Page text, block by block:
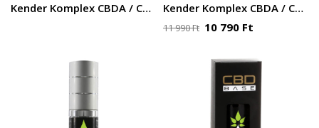
Kender Komplex CBDA / CBD olaj – 3% – 100 ml 3000 mg Kender Komplex CBDA / CBD olaj – 5% – 10ml 500mg
11 990Ft 10 790 Ft